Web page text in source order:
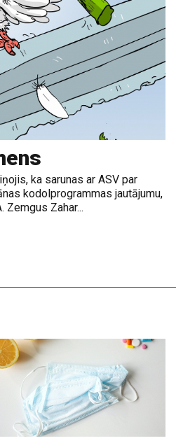
ka sarunas ar ASV par
kodolprogrammas jautājumu,
Zahar...